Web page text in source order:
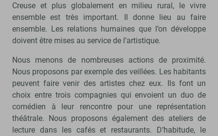
Creuse et plus globalement en milieu rural, le vivre
ensemble est très important. Il donne lieu au faire
ensemble. Les relations humaines que l’on développe
doivent être mises au service de l’artistique.
Nous menons de nombreuses actions de proximité.
Nous proposons par exemple des veillées. Les habitants
peuvent faire venir des artistes chez eux. Ils font un
choix entre trois compagnies qui envoient un duo de
comédien à leur rencontre pour une représentation
théâtrale. Nous proposons également des ateliers de
lecture dans les cafés et restaurants. D’habitude, le